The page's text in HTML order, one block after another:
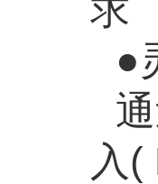
求
●
入 (